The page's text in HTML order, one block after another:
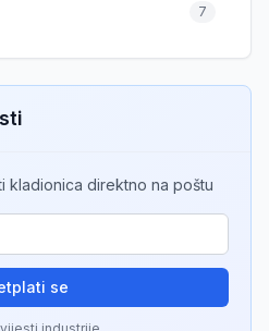
7
kladionica direktno na poštu
se